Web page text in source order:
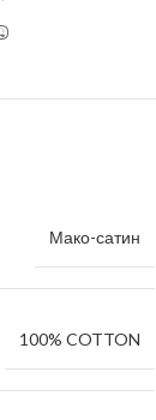
Мако-сатин
100% COTTON